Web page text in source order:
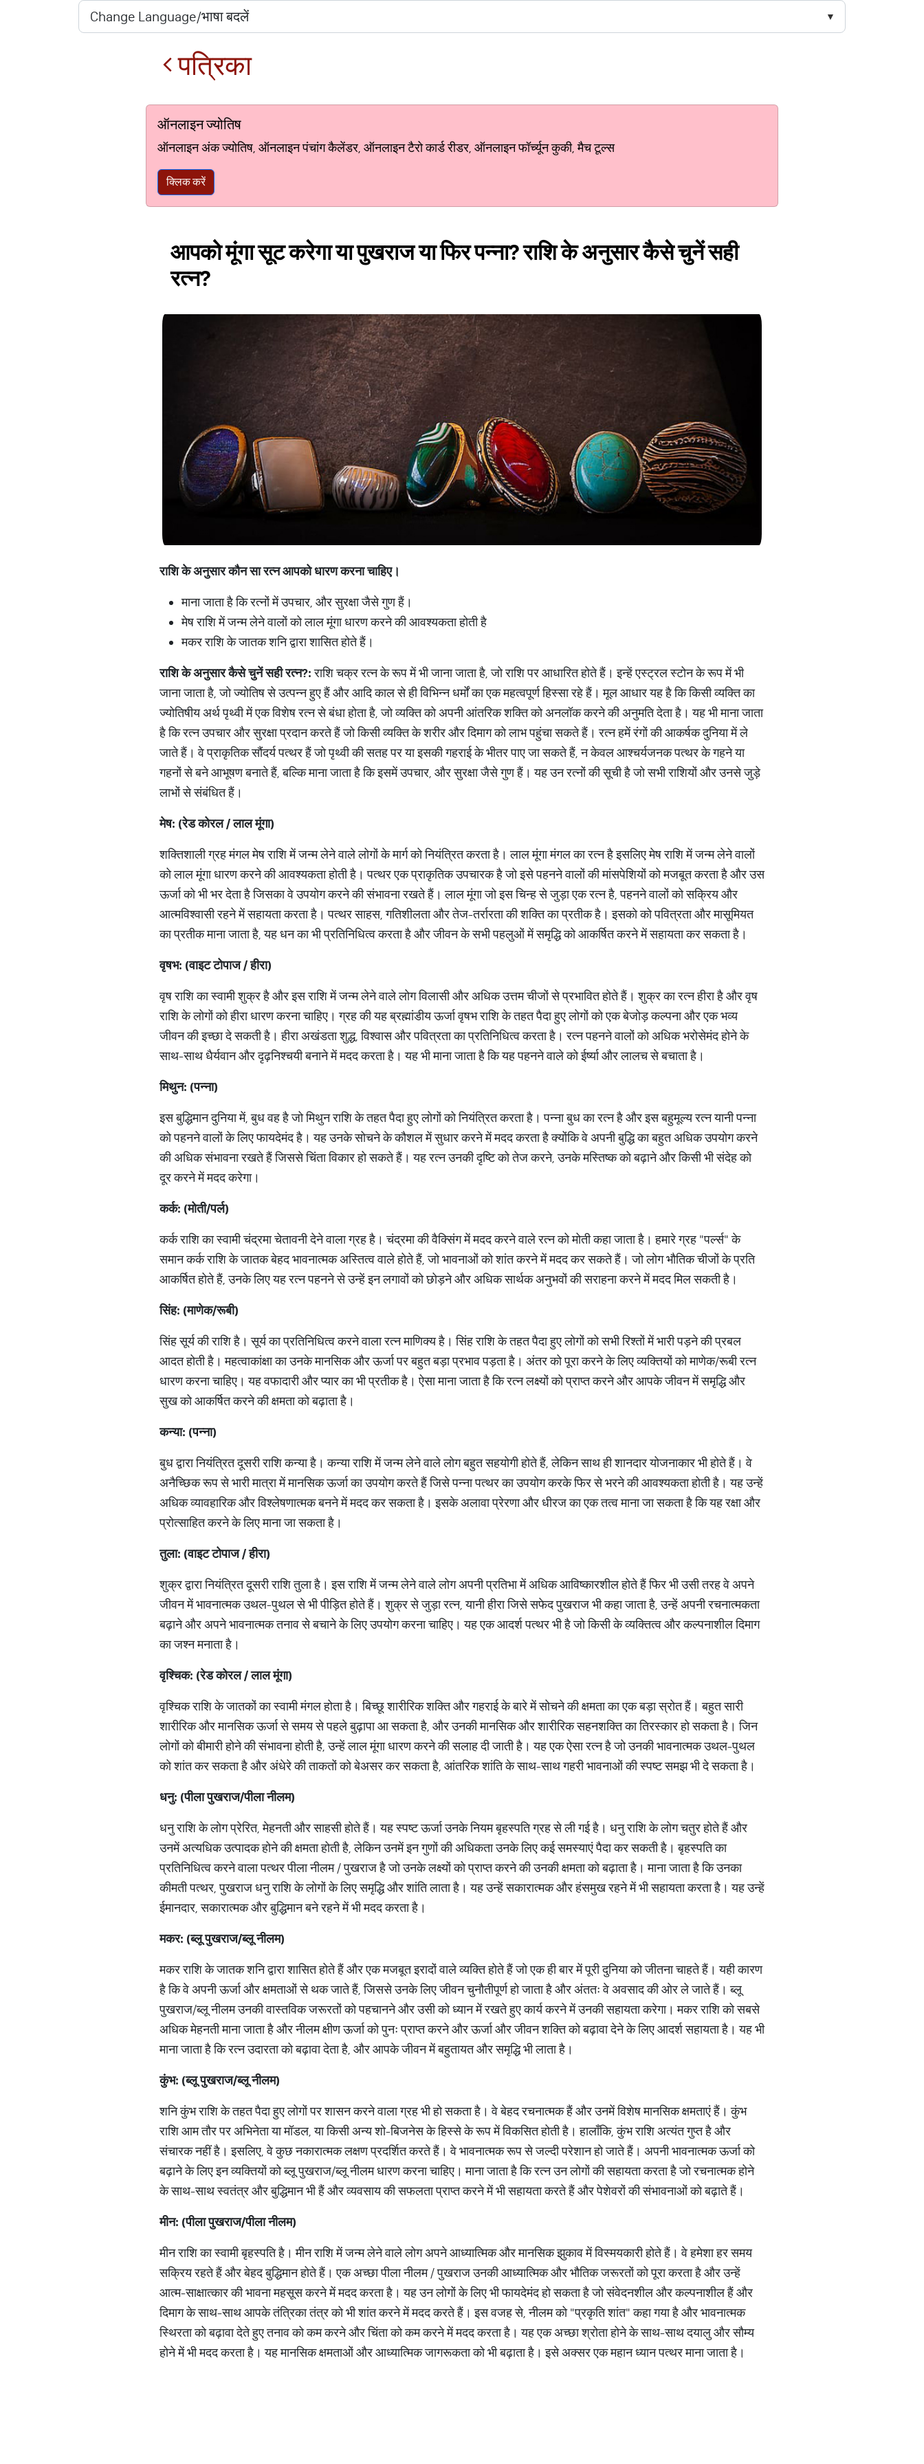
पत्रिका
ऑनलाइन ज्योतिष
ऑनलाइन अंक ज्योतिष, ऑनलाइन पंचांग कैलेंडर, ऑनलाइन टैरो कार्ड रीडर, ऑनलाइन फॉर्च्यून कुकी, मैच टूल्स
क्लिक करें
आपको मूंगा सूट करेगा या पुखराज या फिर पन्ना? राशि के अनुसार कैसे चुनें सही
रत्न?
राशि के अनुसार कौन सा रत्न आपको धारण करना चाहिए।
माना जाता है कि रत्नों में उपचार, और सुरक्षा जैसे गुण हैं।
मेष राशि में जन्म लेने वालों को लाल मूंगा धारण करने की आवश्यकता होती है
मकर राशि के जातक शनि द्वारा शासित होते हैं।
राशि के अनुसार कैसे चुनें सही रत्न?:राशि चक्र रत्न के रूप में भी जाना जाता है, जो राशि पर आधारित होते हैं। इन्हें एस्ट्रल स्टोन के रूप में भी
जाना जाता है, जो ज्योतिष से उत्पन्न हुए हैं और आदि काल से ही विभिन्न धर्मों का एक महत्वपूर्ण हिस्सा रहे हैं। मूल आधार यह है कि किसी व्यक्ति का
ज्योतिषीय अर्थ पृथ्वी में एक विशेष रत्न से बंधा होता है, जो व्यक्ति को अपनी आंतरिक शक्ति को अनलॉक करने की अनुमति देता है। यह भी माना जाता
है कि रत्न उपचार और सुरक्षा प्रदान करते हैं जो किसी व्यक्ति के शरीर और दिमाग को लाभ पहुंचा सकते हैं। रत्न हमें रंगों की आकर्षक दुनिया में ले
जाते हैं। वे प्राकृतिक सौंदर्य पत्थर हैं जो पृथ्वी की सतह पर या इसकी गहराई के भीतर पाए जा सकते हैं, न केवल आश्चर्यजनक पत्थर के गहने या
गहनों से बने आभूषण बनाते हैं, बल्कि माना जाता है कि इसमें उपचार, और सुरक्षा जैसे गुण हैं। यह उन रत्नों की सूची है जो सभी राशियों और उनसे जुड़े
लाभों से संबंधित हैं।
मेष: (रेड कोरल / लाल मूंगा)
शक्तिशाली ग्रह मंगल मेष राशि में जन्म लेने वाले लोगों के मार्ग को नियंत्रित करता है। लाल मूंगा मंगल का रत्न है इसलिए मेष राशि में जन्म लेने वालों
को लाल मूंगा धारण करने की आवश्यकता होती है। पत्थर एक प्राकृतिक उपचारक है जो इसे पहनने वालों की मांसपेशियों को मजबूत करता है और उस
ऊर्जा को भी भर देता है जिसका वे उपयोग करने की संभावना रखते हैं। लाल मूंगा जो इस चिन्ह से जुड़ा एक रत्न है, पहनने वालों को सक्रिय और
आत्मविश्वासी रहने में सहायता करता है। पत्थर साहस, गतिशीलता और तेज-तर्रारता की शक्ति का प्रतीक है। इसको को पवित्रता और मासूमियत
का प्रतीक माना जाता है, यह धन का भी प्रतिनिधित्व करता है और जीवन के सभी पहलुओं में समृद्धि को आकर्षित करने में सहायता कर सकता है।
वृषभ: (वाइटटोपाज/हीरा)
वृष राशि का स्वामी शुक्र है और इस राशि में जन्म लेने वाले लोग विलासी और अधिक उत्तम चीजों से प्रभावित होते हैं। शुक्र का रत्न हीरा है और वृष
राशि के लोगों को हीरा धारण करना चाहिए। ग्रह की यह ब्रह्मांडीय ऊर्जा वृषभ राशि के तहत पैदा हुए लोगों को एक बेजोड़ कल्पना और एक भव्य
जीवन की इच्छा दे सकती है। हीरा अखंडता शुद्ध, विश्वास और पवित्रता का प्रतिनिधित्व करता है। रत्न पहनने वालों को अधिक भरोसेमंद होने के
साथ-साथ धैर्यवान और दृढ़निश्चयी बनाने में मदद करता है। यह भी माना जाता है कि यह पहनने वाले को ईर्ष्या और लालच से बचाता है।
मिथुन: (पन्ना)
इस बुद्धिमान दुनिया में, बुध वह है जो मिथुन राशि के तहत पैदा हुए लोगों को नियंत्रित करता है। पन्ना बुध का रत्न है और इस बहुमूल्य रत्न यानी पन्ना
को पहनने वालों के लिए फायदेमंद है। यह उनके सोचने के कौशल में सुधार करने में मदद करता है क्योंकि वे अपनी बुद्धि का बहुत अधिक उपयोग करने
की अधिक संभावना रखते हैं जिससे चिंता विकार हो सकते हैं। यह रत्न उनकी दृष्टि को तेज करने, उनके मस्तिष्क को बढ़ाने और किसी भी संदेह को
दूर करने में मदद करेगा।
कर्क: (मोती/पर्ल)
कर्क राशि का स्वामी चंद्रमा चेतावनी देने वाला ग्रह है। चंद्रमा की वैक्सिंग में मदद करने वाले रत्न को मोती कहा जाता है। हमारे ग्रह "पर्ल्स" के
समान कर्क राशि के जातक बेहद भावनात्मक अस्तित्व वाले होते हैं, जो भावनाओं को शांत करने में मदद कर सकते हैं। जो लोग भौतिक चीजों के प्रति
आकर्षित होते हैं, उनके लिए यह रत्न पहनने से उन्हें इन लगावों को छोड़ने और अधिक सार्थक अनुभवों की सराहना करने में मदद मिल सकती है।
सिंह: (माणेक/रूबी)
सिंह सूर्य की राशि है। सूर्य का प्रतिनिधित्व करने वाला रत्न माणिक्य है। सिंह राशि के तहत पैदा हुए लोगों को सभी रिश्तों में भारी पड़ने की प्रबल
आदत होती है। महत्वाकांक्षा का उनके मानसिक और ऊर्जा पर बहुत बड़ा प्रभाव पड़ता है। अंतर को पूरा करने के लिए व्यक्तियों को माणेक/रूबी रत्न
धारण करना चाहिए। यह वफादारी और प्यार का भी प्रतीक है। ऐसा माना जाता है कि रत्न लक्ष्यों को प्राप्त करने और आपके जीवन में समृद्धि और
सुख को आकर्षित करने की क्षमता को बढ़ाता है।
कन्या: (पन्ना)
बुध द्वारा नियंत्रित दूसरी राशि कन्या है। कन्या राशि में जन्म लेने वाले लोग बहुत सहयोगी होते हैं, लेकिन साथ ही शानदार योजनाकार भी होते हैं। वे
अनैच्छिक रूप से भारी मात्रा में मानसिक ऊर्जा का उपयोग करते हैं जिसे पन्ना पत्थर का उपयोग करके फिर से भरने की आवश्यकता होती है। यह उन्हें
अधिक व्यावहारिक और विश्लेषणात्मक बनने में मदद कर सकता है। इसके अलावा प्रेरणा और धीरज का एक तत्व माना जा सकता है कि यह रक्षा और
प्रोत्साहित करने के लिए माना जा सकता है।
तुला: (वाइटटोपाज/हीरा)
शुक्र द्वारा नियंत्रित दूसरी राशि तुला है। इस राशि में जन्म लेने वाले लोग अपनी प्रतिभा में अधिक आविष्कारशील होते हैं फिर भी उसी तरह वे अपने
जीवन में भावनात्मक उथल-पुथल से भी पीड़ित होते हैं। शुक्र से जुड़ा रत्न, यानी हीरा जिसे सफेद पुखराज भी कहा जाता है, उन्हें अपनी रचनात्मकता
बढ़ाने और अपने भावनात्मक तनाव से बचाने के लिए उपयोग करना चाहिए। यह एक आदर्श पत्थर भी है जो किसी के व्यक्तित्व और कल्पनाशील दिमाग
का जश्न मनाता है।
वृश्चिक: (रेडकोरल/लालमूंगा)
वृश्चिक राशि के जातकों का स्वामी मंगल होता है। बिच्छू शारीरिक शक्ति और गहराई के बारे में सोचने की क्षमता का एक बड़ा स्रोत हैं। बहुत सारी
शारीरिक और मानसिक ऊर्जा से समय से पहले बुढ़ापा आ सकता है, और उनकी मानसिक और शारीरिक सहनशक्ति का तिरस्कार हो सकता है। जिन
लोगों को बीमारी होने की संभावना होती है, उन्हें लाल मूंगा धारण करने की सलाह दी जाती है। यह एक ऐसा रत्न है जो उनकी भावनात्मक उथल-पुथल
को शांत कर सकता है और अंधेरे की ताकतों को बेअसर कर सकता है, आंतरिक शांति के साथ-साथ गहरी भावनाओं की स्पष्ट समझ भी दे सकता है।
धनु: (पीलापुखराज/पीलानीलम)
धनु राशि के लोग प्रेरित, मेहनती और साहसी होते हैं। यह स्पष्ट ऊर्जा उनके नियम बृहस्पति ग्रह से ली गई है। धनु राशि के लोग चतुर होते हैं और
उनमें अत्यधिक उत्पादक होने की क्षमता होती है, लेकिन उनमें इन गुणों की अधिकता उनके लिए कई समस्याएं पैदा कर सकती है। बृहस्पति का
प्रतिनिधित्व करने वाला पत्थर पीला नीलम / पुखराज है जो उनके लक्ष्यों को प्राप्त करने की उनकी क्षमता को बढ़ाता है। माना जाता है कि उनका
कीमती पत्थर, पुखराज धनु राशि के लोगों के लिए समृद्धि और शांति लाता है। यह उन्हें सकारात्मक और हंसमुख रहने में भी सहायता करता है। यह उन्हें
ईमानदार, सकारात्मक और बुद्धिमान बने रहने में भी मदद करता है।
मकर: (ब्लूपुखराज/ब्लूनीलम)
मकर राशि के जातक शनि द्वारा शासित होते हैं और एक मजबूत इरादों वाले व्यक्ति होते हैं जो एक ही बार में पूरी दुनिया को जीतना चाहते हैं। यही कारण
है कि वे अपनी ऊर्जा और क्षमताओं से थक जाते हैं, जिससे उनके लिए जीवन चुनौतीपूर्ण हो जाता है और अंततः वे अवसाद की ओर ले जाते हैं। ब्लू
पुखराज/ब्लू नीलम उनकी वास्तविक जरूरतों को पहचानने और उसी को ध्यान में रखते हुए कार्य करने में उनकी सहायता करेगा। मकर राशि को सबसे
अधिक मेहनती माना जाता है और नीलम क्षीण ऊर्जा को पुनः प्राप्त करने और ऊर्जा और जीवन शक्ति को बढ़ावा देने के लिए आदर्श सहायता है। यह भी
माना जाता है कि रत्न उदारता को बढ़ावा देता है, और आपके जीवन में बहुतायत और समृद्धि भी लाता है।
कुंभ: (ब्लूपुखराज/ब्लूनीलम)
शनि कुंभ राशि के तहत पैदा हुए लोगों पर शासन करने वाला ग्रह भी हो सकता है। वे बेहद रचनात्मक हैं और उनमें विशेष मानसिक क्षमताएं हैं। कुंभ
राशि आम तौर पर अभिनेता या मॉडल, या किसी अन्य शो-बिजनेस के हिस्से के रूप में विकसित होती है। हालाँकि, कुंभ राशि अत्यंत गुप्त है और
संचारक नहीं है। इसलिए, वे कुछ नकारात्मक लक्षण प्रदर्शित करते हैं। वे भावनात्मक रूप से जल्दी परेशान हो जाते हैं। अपनी भावनात्मक ऊर्जा को
बढ़ाने के लिए इन व्यक्तियों को ब्लू पुखराज/ब्लू नीलम धारण करना चाहिए। माना जाता है कि रत्न उन लोगों की सहायता करता है जो रचनात्मक होने
के साथ-साथ स्वतंत्र और बुद्धिमान भी हैं और व्यवसाय की सफलता प्राप्त करने में भी सहायता करते हैं और पेशेवरों की संभावनाओं को बढ़ाते हैं।
मीन: (पीलापुखराज/पीलानीलम)
मीन राशि का स्वामी बृहस्पति है। मीन राशि में जन्म लेने वाले लोग अपने आध्यात्मिक और मानसिक झुकाव में विस्मयकारी होते हैं। वे हमेशा हर समय
सक्रिय रहते हैं और बेहद बुद्धिमान होते हैं। एक अच्छा पीला नीलम / पुखराज उनकी आध्यात्मिक और भौतिक जरूरतों को पूरा करता है और उन्हें
आत्म-साक्षात्कार की भावना महसूस करने में मदद करता है। यह उन लोगों के लिए भी फायदेमंद हो सकता है जो संवेदनशील और कल्पनाशील हैं और
दिमाग के साथ-साथ आपके तंत्रिका तंत्र को भी शांत करने में मदद करते हैं। इस वजह से, नीलम को "प्रकृति शांत" कहा गया है और भावनात्मक
स्थिरता को बढ़ावा देते हुए तनाव को कम करने और चिंता को कम करने में मदद करता है। यह एक अच्छा श्रोता होने के साथ-साथ दयालु और सौम्य
होने में भी मदद करता है। यह मानसिक क्षमताओं और आध्यात्मिक जागरूकता को भी बढ़ाता है। इसे अक्सर एक महान ध्यान पत्थर माना जाता है।